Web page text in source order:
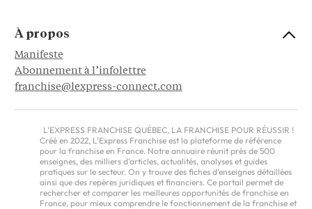
À propos
Manifeste
Abonnement à l’infolettre
franchise@lexpress-connect.com
L'EXPRESS FRANCHISE QUÉBEC, LA FRANCHISE POUR RÉUSSIR !
Créé en 2022, L'Express Franchise est la plateforme de référence
pour la franchise en France. Notre annuaire réunit près de 500
enseignes, des milliers d'articles, actualités, analyses et guides
pratiques sur le secteur. On y trouve des fiches d'enseignes détaillées
ainsi que des repères juridiques et financiers. Ce portail permet de
rechercher et comparer les meilleures opportunités de franchise en
France, pour mieux comprendre le fonctionnement de la franchise et